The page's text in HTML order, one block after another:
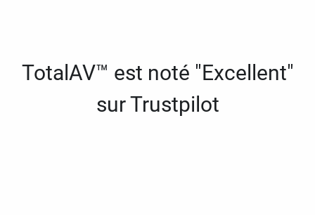
TotalAV™ est noté "Excellent"
sur Trustpilot